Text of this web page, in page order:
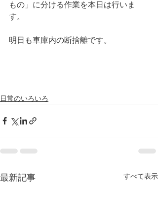
もの」に分ける作業を本日は行いま
す。
明日も車庫内の断捨離です。
日常のいろいろ
最新記事 すべて表示